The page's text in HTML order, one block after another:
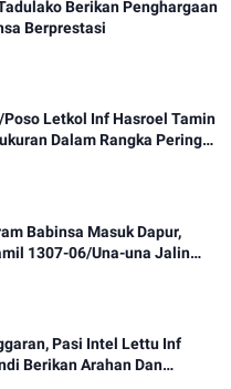
Berikan Penghargaan
Berprestasi
Letkol Inf Hasroel Tamin
Dalam Rangka Peringati
Babinsa Masuk Dapur,
1307-06/Una-una Jalin
Pasi Intel Lettu Inf
Berikan Arahan Dan